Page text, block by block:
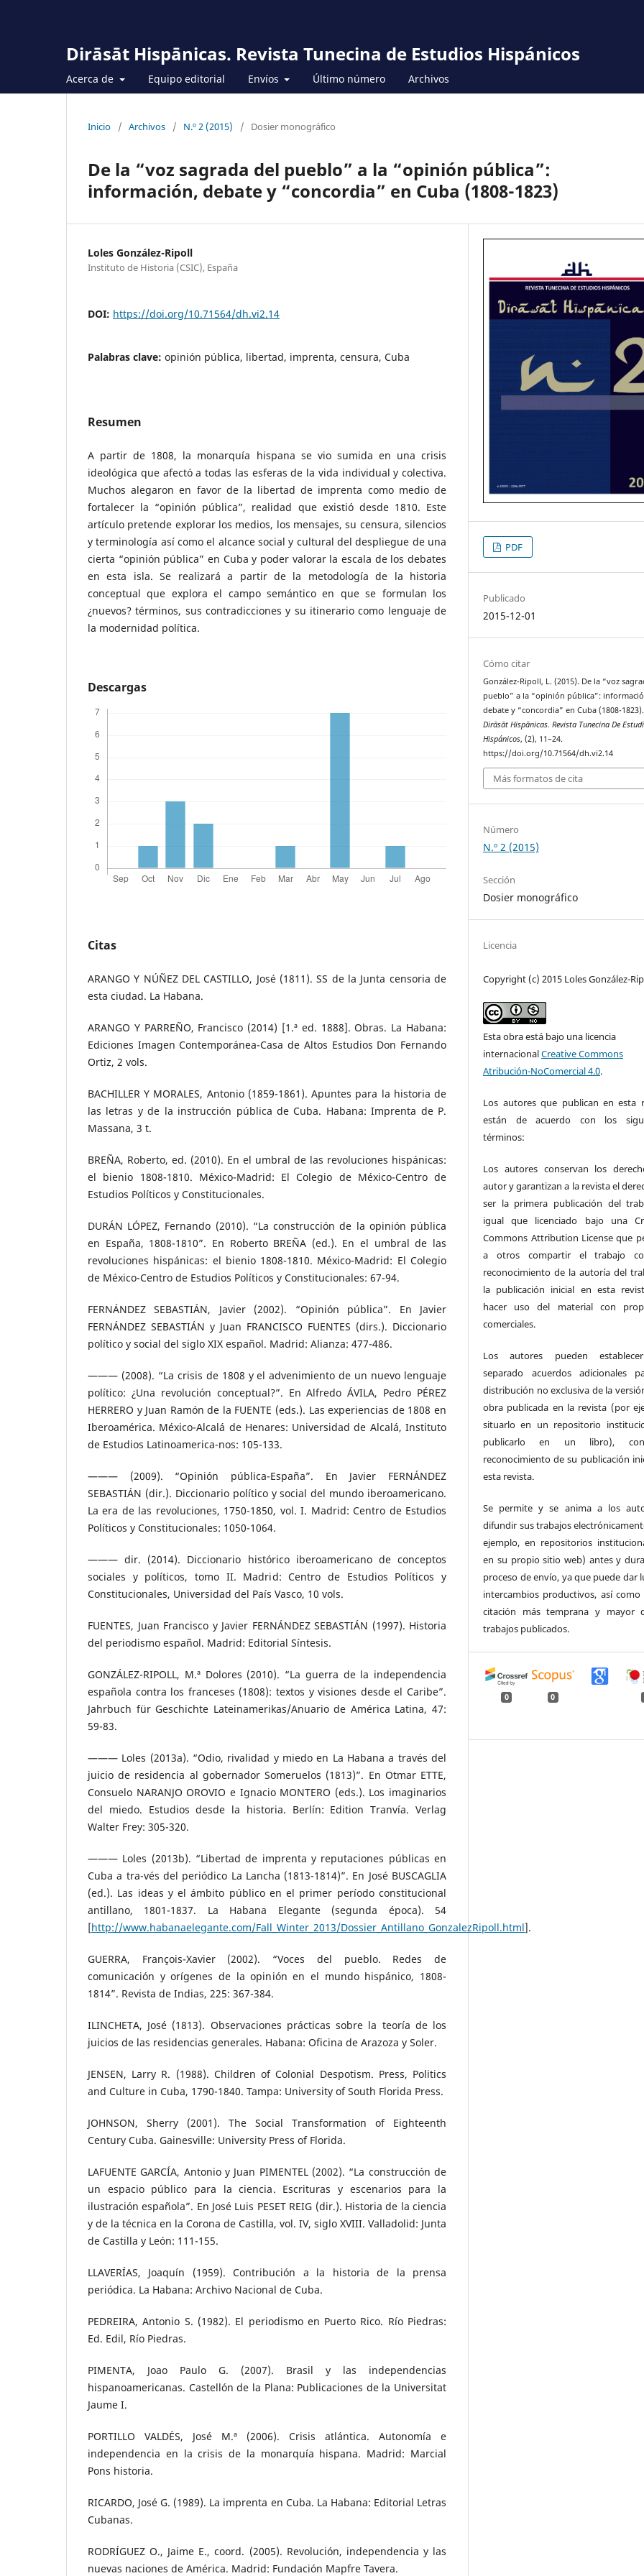
Dirāsāt Hispānicas. Revista Tunecina de Estudios Hispánicos
Acerca de Equipo editorial Envíos Último número Archivos
Inicio / Archivos / N.º 2 (2015) / Dosier monográfico
De la “voz sagrada del pueblo” a la “opinión pública”:
información, debate y “concordia” en Cuba (1808-1823)
Loles González-Ripoll
Instituto de Historia (CSIC), España
DOI: https://doi.org/10.71564/dh.vi2.14
Palabras clave: opinión pública, libertad, imprenta, censura, Cuba
Resumen
A partir de 1808, la monarquía hispana se vio sumida en una crisis
ideológica que afectó a todas las esferas de la vida individual y colectiva.
Muchos alegaron en favor de la libertad de imprenta como medio de
fortalecer la “opinión pública”, realidad que existió desde 1810. Este
artículo pretende explorar los medios, los mensajes, su censura, silencios
y terminología así como el alcance social y cultural del despliegue de una
cierta “opinión pública” en Cuba y poder valorar la escala de los debates
en esta isla. Se realizará a partir de la metodología de la historia
conceptual que explora el campo semántico en que se formulan los
¿nuevos? términos, sus contradicciones y su itinerario como lenguaje de
la modernidad política.
Descargas
Citas
ARANGO Y NÚÑEZ DEL CASTILLO, José (1811). SS de la Junta censoria de
esta ciudad. La Habana.
ARANGO Y PARREÑO, Francisco (2014) [1.ª ed. 1888]. Obras. La Habana:
Ediciones Imagen Contemporánea-Casa de Altos Estudios Don Fernando
Ortiz, 2 vols.
BACHILLER Y MORALES, Antonio (1859-1861). Apuntes para la historia de
las letras y de la instrucción pública de Cuba. Habana: Imprenta de P.
Massana, 3 t.
BREÑA, Roberto, ed. (2010). En el umbral de las revoluciones hispánicas:
el bienio 1808-1810. México-Madrid: El Colegio de México-Centro de
Estudios Políticos y Constitucionales.
DURÁN LÓPEZ, Fernando (2010). “La construcción de la opinión pública
en España, 1808-1810”. En Roberto BREÑA (ed.). En el umbral de las
revoluciones hispánicas: el bienio 1808-1810. México-Madrid: El Colegio
de México-Centro de Estudios Políticos y Constitucionales: 67-94.
FERNÁNDEZ SEBASTIÁN, Javier (2002). “Opinión pública”. En Javier
FERNÁNDEZ SEBASTIÁN y Juan FRANCISCO FUENTES (dirs.). Diccionario
político y social del siglo XIX español. Madrid: Alianza: 477-486.
——— (2008). “La crisis de 1808 y el advenimiento de un nuevo lenguaje
político: ¿Una revolución conceptual?”. En Alfredo ÁVILA, Pedro PÉREZ
HERRERO y Juan Ramón de la FUENTE (eds.). Las experiencias de 1808 en
Iberoamérica. México-Alcalá de Henares: Universidad de Alcalá, Instituto
de Estudios Latinoamerica-nos: 105-133.
——— (2009). “Opinión pública-España”. En Javier FERNÁNDEZ
SEBASTIÁN (dir.). Diccionario político y social del mundo iberoamericano.
La era de las revoluciones, 1750-1850, vol. I. Madrid: Centro de Estudios
Políticos y Constitucionales: 1050-1064.
——— dir. (2014). Diccionario histórico iberoamericano de conceptos
sociales y políticos, tomo II. Madrid: Centro de Estudios Políticos y
Constitucionales, Universidad del País Vasco, 10 vols.
FUENTES, Juan Francisco y Javier FERNÁNDEZ SEBASTIÁN (1997). Historia
del periodismo español. Madrid: Editorial Síntesis.
GONZÁLEZ-RIPOLL, M.ª Dolores (2010). “La guerra de la independencia
española contra los franceses (1808): textos y visiones desde el Caribe”.
Jahrbuch für Geschichte Lateinamerikas/Anuario de América Latina, 47:
59-83.
——— Loles (2013a). “Odio, rivalidad y miedo en La Habana a través del
juicio de residencia al gobernador Someruelos (1813)”. En Otmar ETTE,
Consuelo NARANJO OROVIO e Ignacio MONTERO (eds.). Los imaginarios
del miedo. Estudios desde la historia. Berlín: Edition Tranvía. Verlag
Walter Frey: 305-320.
——— Loles (2013b). “Libertad de imprenta y reputaciones públicas en
Cuba a tra-vés del periódico La Lancha (1813-1814)”. En José BUSCAGLIA
(ed.). Las ideas y el ámbito público en el primer período constitucional
antillano, 1801-1837. La Habana Elegante (segunda época). 54
[http://www.habanaelegante.com/Fall_Winter_2013/Dossier_Antillano_GonzalezRipoll.html].
GUERRA, François-Xavier (2002). “Voces del pueblo. Redes de
comunicación y orígenes de la opinión en el mundo hispánico, 1808-
1814”. Revista de Indias, 225: 367-384.
ILINCHETA, José (1813). Observaciones prácticas sobre la teoría de los
juicios de las residencias generales. Habana: Oficina de Arazoza y Soler.
JENSEN, Larry R. (1988). Children of Colonial Despotism. Press, Politics
and Culture in Cuba, 1790-1840. Tampa: University of South Florida Press.
JOHNSON, Sherry (2001). The Social Transformation of Eighteenth
Century Cuba. Gainesville: University Press of Florida.
LAFUENTE GARCÍA, Antonio y Juan PIMENTEL (2002). “La construcción de
un espacio público para la ciencia. Escrituras y escenarios para la
ilustración española”. En José Luis PESET REIG (dir.). Historia de la ciencia
y de la técnica en la Corona de Castilla, vol. IV, siglo XVIII. Valladolid: Junta
de Castilla y León: 111-155.
LLAVERÍAS, Joaquín (1959). Contribución a la historia de la prensa
periódica. La Habana: Archivo Nacional de Cuba.
PEDREIRA, Antonio S. (1982). El periodismo en Puerto Rico. Río Piedras:
Ed. Edil, Río Piedras.
PIMENTA, Joao Paulo G. (2007). Brasil y las independencias
hispanoamericanas. Castellón de la Plana: Publicaciones de la Universitat
Jaume I.
PORTILLO VALDÉS, José M.ª (2006). Crisis atlántica. Autonomía e
independencia en la crisis de la monarquía hispana. Madrid: Marcial
Pons historia.
RICARDO, José G. (1989). La imprenta en Cuba. La Habana: Editorial Letras
Cubanas.
RODRÍGUEZ O., Jaime E., coord. (2005). Revolución, independencia y las
nuevas naciones de América. Madrid: Fundación Mapfre Tavera.
PDF
Publicado
2015-12-01
Cómo citar
González-Ripoll, L. (2015). De la “voz
pueblo” a la “opinión pública”:
debate y “concordia” en Cuba (1808-1823).
Dirāsāt Hispānicas. Revista Tunecina De
Hispánicos, (2), 11–24.
https://doi.org/10.71564/dh.vi2.14
Más formatos de cita
Número
N.º 2 (2015)
Sección
Dosier monográfico
Licencia
Copyright (c) 2015 Loles González-
Esta obra está bajo una licencia
internacionalCreative Commons
Atribución-NoComercial 4.0.
Los autores que publican en esta
están de acuerdo con los
términos:
Los autores conservan los
autor y garantizan a la revista el
ser la primera publicación del
igual que licenciado bajo una
Commons Attribution License que
a otros compartir el trabajo
reconocimiento de la autoría del
la publicación inicial en esta
hacer uso del material con
comerciales.
Los autores pueden
separado acuerdos adicionales
distribución no exclusiva de la
obra publicada en la revista (por
situarlo en un repositorio
publicarlo en un libro),
reconocimiento de su publicación
esta revista.
Se permite y se anima a los
difundir sus trabajos
ejemplo, en repositorios
en su propio sitio web) antes y
proceso de envío, ya que puede dar
intercambios productivos, así
citación más temprana y mayor
trabajos publicados.
0 0